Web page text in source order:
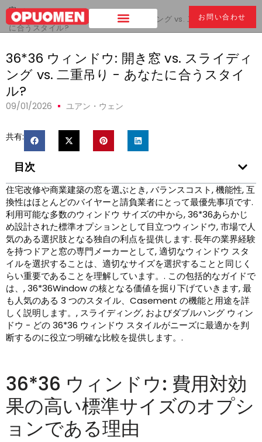
お問い合わせ
家 >
36*36 ウィンドウ: 開き窓 vs. スライディング vs. 二重吊り - あなた
に合うスタイル?
36*36 ウィンドウ: 開き窓 vs. スライディ
ング vs. 二重吊り - あなたに合うスタイ
ル?
09/01/2026 ユアン・ウェン
共有:
目次
住宅改修や商業建築の窓を選ぶとき, バランスコスト, 機能性, 互
換性はほとんどのバイヤーと請負業者にとって最優先事項です.
利用可能な多数のウィンドウ サイズの中から, 36*36あらかじ
め設計された標準オプションとして目立つウィンドウ, 市場で人
気のある選択肢となる独自の利点を提供します. 長年の業界経験
を持つドアと窓の専門メーカーとして, 適切なウィンドウ スタ
イルを選択することは、適切なサイズを選択することと同じく
らい重要であることを理解しています。. この包括的なガイドで
は、, 36*36Window の核となる価値を掘り下げていきます, 最
も人気のある 3 つのスタイル、Casement の機能と用途を詳
しく説明します。, スライディング, およびダブルハング ウィン
ドウ - どの 36*36 ウィンドウ スタイルがニーズに最適かを判
断するのに役立つ明確な比較を提供します。.
36*36 ウィンドウ: 費用対効
果の高い標準サイズのオプシ
ョンである理由